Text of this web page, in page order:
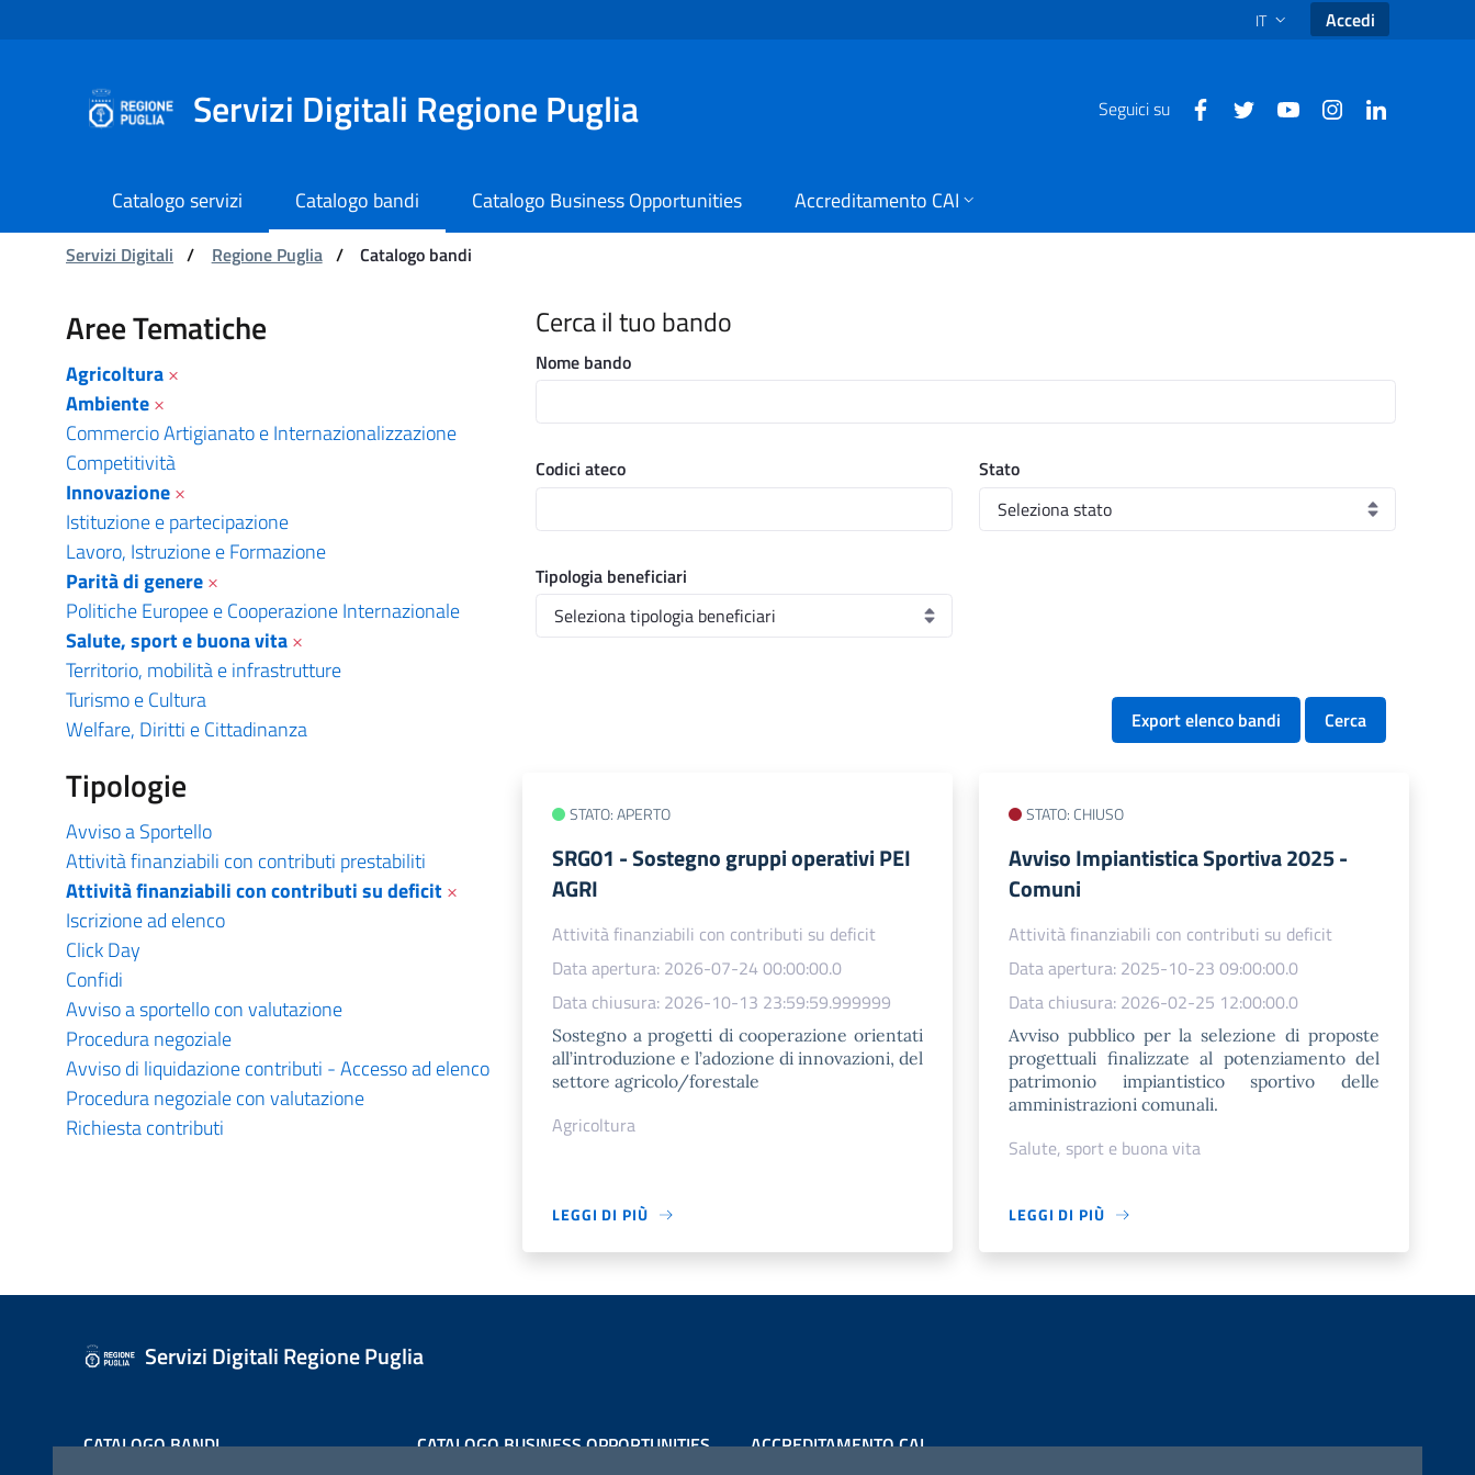
Navigazione SELEZIONE LINGUA: LINGUA
IT Accedi
Servizi Digitali Regione Puglia Seguici su
Catalogo servizi Catalogo bandi Catalogo Business Opportunities
Accreditamento CAI
Ti trovi in:
Servizi Digitali / Regione Puglia / Catalogo bandi
Catalogo bandi - Servizi Digitali Regione Puglia
Aree Tematiche
Agricoltura×
Ambiente×
Commercio Artigianato e Internazionalizzazione
Competitività
Innovazione×
Istituzione e partecipazione
Lavoro, Istruzione e Formazione
Parità di genere×
Politiche Europee e Cooperazione Internazionale
Salute, sport e buona vita×
Territorio, mobilità e infrastrutture
Turismo e Cultura
Welfare, Diritti e Cittadinanza
Tipologie
Avviso a Sportello
Attività finanziabili con contributi prestabiliti
Attività finanziabili con contributi su deficit×
Iscrizione ad elenco
Click Day
Confidi
Avviso a sportello con valutazione
Procedura negoziale
Avviso di liquidazione contributi - Accesso ad elenco
Procedura negoziale con valutazione
Richiesta contributi
Cerca il tuo bando
Nome bando
Codici ateco Stato
Tipologia beneficiari
Export elenco bandi Cerca
STATO: APERTO
SRG01 - Sostegno gruppi operativi PEI
AGRI
Attività finanziabili con contributi su deficit
Data apertura: 2026-07-24 00:00:00.0
Data chiusura: 2026-10-13 23:59:59.999999
Sostegno a progetti di cooperazione orientati
all’introduzione e l’adozione di innovazioni, del
settore agricolo/forestale
Agricoltura
LEGGI DI PIÙ
STATO: CHIUSO
Avviso Impiantistica Sportiva 2025 -
Comuni
Attività finanziabili con contributi su deficit
Data apertura: 2025-10-23 09:00:00.0
Data chiusura: 2026-02-25 12:00:00.0
Avviso pubblico per la selezione di proposte
progettuali finalizzate al potenziamento del
patrimonio impiantistico sportivo delle
amministrazioni comunali.
Salute, sport e buona vita
LEGGI DI PIÙ
Servizi Digitali Regione Puglia
CATALOGO BANDI CATALOGO BUSINESS OPPORTUNITIES ACCREDITAMENTO CAI